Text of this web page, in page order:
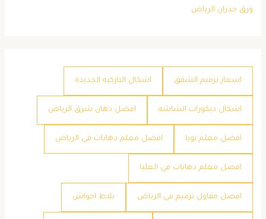
ورق جدران الرياض
اسعار ترميم الشقق اشكال الباركيه الجديدة
اشكال ديكورات الشاشه افضل دهان شرق الرياض
افضل معلم بويا افضل معلم دهانات في الرياض
افضل معلم دهانات في العليا
افضل مقاول ترميم في الرياض بلاط احواش